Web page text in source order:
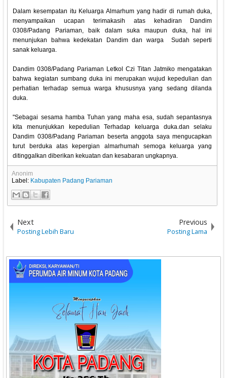
Dalam kesempatan itu Keluarga Almarhum yang hadir di rumah duka,
menyampaikan ucapan terimakasih atas kehadiran Dandim
0308/Padang Pariaman, baik dalam suka maupun duka, hal ini
menunjukan bahwa kedekatan Dandim dan warga Sudah seperti
sanak keluarga.
Dandim 0308/Padang Pariaman Letkol Czi Titan Jatmiko mengatakan
bahwa kegiatan sumbang duka ini merupakan wujud kepedulian dan
perhatian terhadap semua warga khususnya yang sedang dilanda
duka.
"Sebagai sesama hamba Tuhan yang maha esa, sudah sepantasnya
kita menunjukkan kepedulian Terhadap keluarga duka.dan selaku
Dandim 0308/Padang Pariaman beserta anggota saya mengucapkan
turut berduka atas kepergian almarhumah semoga keluarga yang
ditinggalkan diberikan kekuatan dan kesabaran ungkapnya.
Anonim
Label: Kabupaten Padang Pariaman
Next
Posting Lebih Baru
Previous
Posting Lama